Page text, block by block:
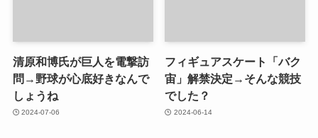
清原和博氏が巨人を電撃訪
問→野球が心底好きなんで
しょうね
2024-07-06
フィギュアスケート「バク
宙」解禁決定→そんな競技
でした？
2024-06-14